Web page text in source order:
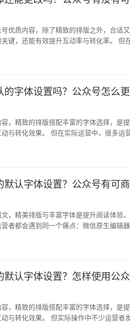
优质内容，除了精致的排版之外，合适
键，还能有效提升互动率与转化率。 但
的字体设置吗？公众号怎么
，精致的排版搭配丰富的字体选择，是
与转化效果。 但在实际运营中，很多运
默认字体设置？公众号有可
，精美排版与丰富字体是提升阅读体验、
者都会遇到同一个痛点：微信原生编辑
默认字体设置？怎样使用公
，精致的排版搭配丰富的字体选择，是
与转化效果。 但实际操作中不少运营者